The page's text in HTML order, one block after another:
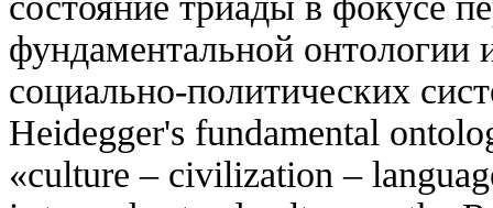
фундаментальной
социально-политических
Heidegger's fundamental
«culture – civilization –